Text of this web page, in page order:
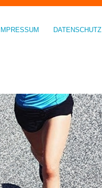
IMPRESSUM DATENSCHUTZ